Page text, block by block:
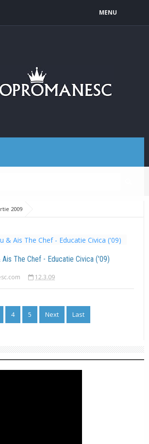
MENU
2009
Ais The Chef - Educatie Civica ('09)
12.3.09
4 5 Next Last